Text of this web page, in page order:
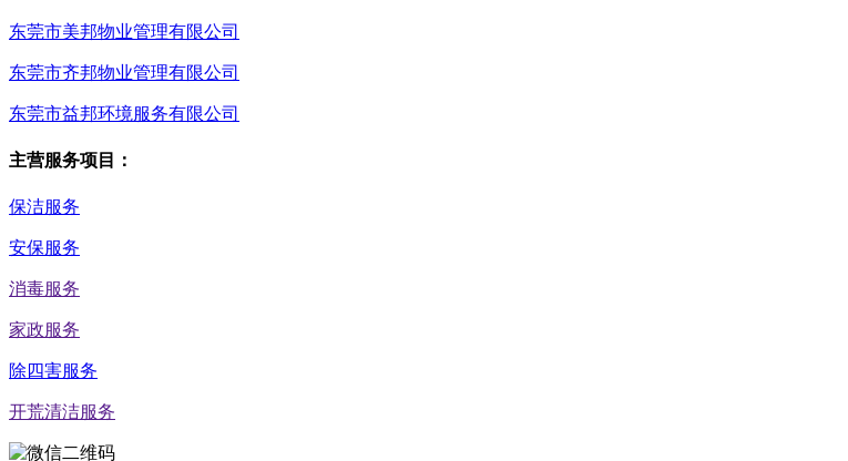
东莞市美邦物业管理有限公司
东莞市齐邦物业管理有限公司
东莞市益邦环境服务有限公司
主营服务项目：
保洁服务
安保服务
消毒服务
家政服务
除四害服务
开荒清洁服务